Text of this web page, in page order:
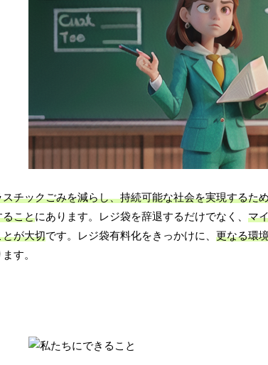
チックごみを減らし、持続可能な社会を実現するた
ることにあります。レジ袋を辞退するだけでなく、 マ
とが大切です。レジ袋有料化をきっかけに、 更なる環
す。